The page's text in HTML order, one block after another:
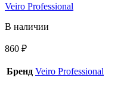
Veiro Professional
В наличии
860 ₽
Бренд Veiro Professional